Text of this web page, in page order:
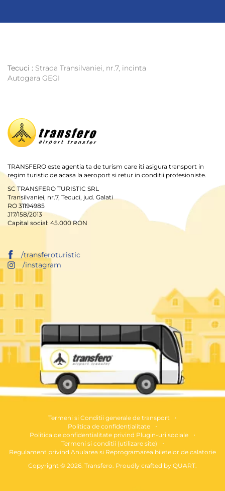
Tecuci : Strada Transilvaniei, nr.7, incinta
Autogara GEGI
TRANSFERO este agentia ta de turism care iti asigura transport in
regim turistic de acasa la aeroport si retur in conditii profesioniste.
SC TRANSFERO TURISTIC SRL
Transilvaniei, nr.7, Tecuci, jud. Galati
RO 31194985
J17/158/2013
Capital social: 45.000 RON
/transferoturistic
/instagram
Termeni si Conditii generale de transport
Politica de confidențialitate
Politica de confidentialitate privind Plugin-uri sociale
Termeni si conditii (utilizare site)
Regulament privind Anularea si Reprogramarea biletelor de calatorie
Copyright © 2026. Transfero. Proudly crafted by QUART.